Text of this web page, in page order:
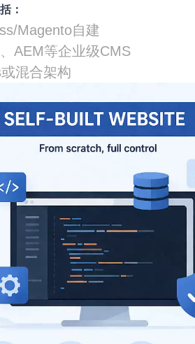
：
Magento自建
AEM等企业级CMS
混合架构